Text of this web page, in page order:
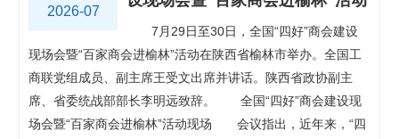
2026-07
7月29日至30日，全国“四好”商会建设
现场会暨“百家商会进榆林”活动在陕西省榆林市举办。全国工
商联党组成员、副主席王受文出席并讲话。陕西省政协副主
席、省委统战部部长李明远致辞。
全国“四好”商会建设现
场会暨“百家商会进榆林”活动现场 会议指出，近年来，“四